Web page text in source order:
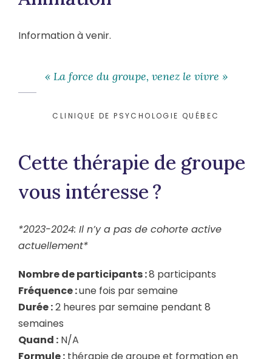
Information à venir.
« La force du groupe, venez le vivre »
CLINIQUE DE PSYCHOLOGIE QUÉBEC
Cette thérapie de groupe
vous intéresse ?
*2023-2024: Il n’y a pas de cohorte active
actuellement*
Nombre de participants :8 participants
Fréquence :une fois par semaine
Durée :2 heures par semaine pendant 8
semaines
Quand : N/A